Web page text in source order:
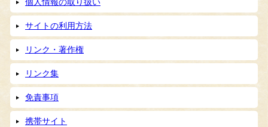
個人情報の取り扱い
サイトの利用方法
リンク・著作権
リンク集
免責事項
携帯サイト